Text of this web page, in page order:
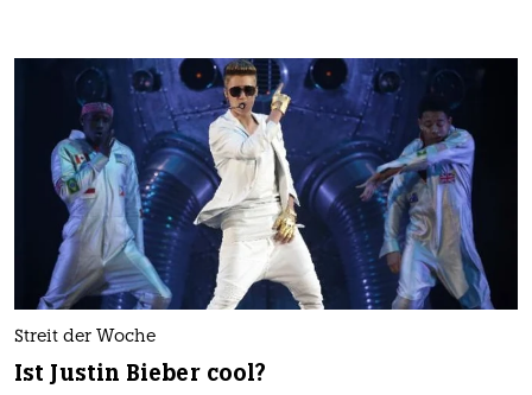
Streit der Woche
Ist Justin Bieber cool?